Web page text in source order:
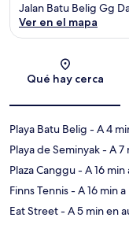
Jalan Batu Belig Gg
Ver en el mapa
Qué hay cerca
Playa Batu Belig - A 4
Playa de Seminyak- A 7
Plaza Canggu- A 16 min
Finns Tennis- A 16 min
Eat Street- A 5 min en